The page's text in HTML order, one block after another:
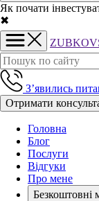
Як почати
✖
Зʼявились
Отримати
Головна
Блог
Послуги
Відгуки
Про мене
Безкоштовні